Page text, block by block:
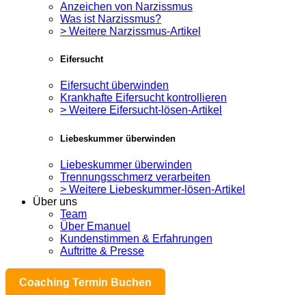
Anzeichen von Narzissmus
Was ist Narzissmus?
> Weitere Narzissmus-Artikel
Eifersucht
Eifersucht überwinden
Krankhafte Eifersucht kontrollieren
> Weitere Eifersucht-lösen-Artikel
Liebeskummer überwinden
Liebeskummer überwinden
Trennungsschmerz verarbeiten
> Weitere Liebeskummer-lösen-Artikel
Über uns
Team
Über Emanuel
Kundenstimmen & Erfahrungen
Auftritte & Presse
Coaching Termin Buchen